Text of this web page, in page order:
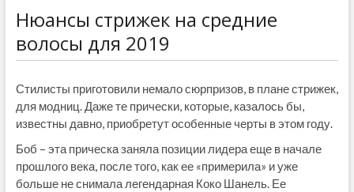
Нюансы стрижек на средние
волосы для 2019
Стилисты приготовили немало сюрпризов, в плане стрижек,
для модниц. Даже те прически, которые, казалось бы,
известны давно, приобретут особенные черты в этом году.
Боб – эта прическа заняла позиции лидера еще в начале
прошлого века, после того, как ее «примерила» и уже
больше не снимала легендарная Коко Шанель. Ее